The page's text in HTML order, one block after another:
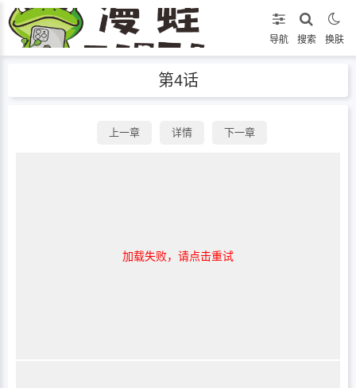
导航 搜索 换肤
第4话
上一章 详情 下一章
加载失败，请点击重试